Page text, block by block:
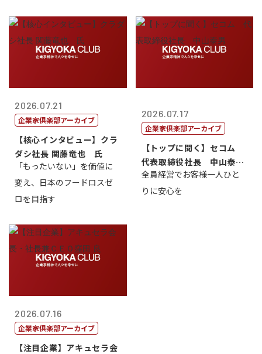
2026.07.21
企業家倶楽部アーカイブ
【核心インタビュー】クラ
ダシ社長 関藤竜也 氏
「もったいない」を価値に
変え、日本のフードロスゼ
ロを目指す
2026.07.17
企業家倶楽部アーカイブ
【トップに聞く】セコム
代表取締役社長 中山泰
男
全員経営でお客様一人ひと
りに安心を
2026.07.16
企業家倶楽部アーカイブ
【注目企業】アキュセラ会